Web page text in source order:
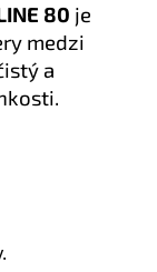
80 je
medzi
a